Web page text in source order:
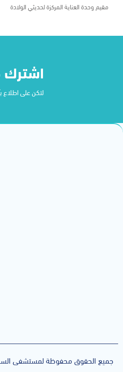
مقيم وحدة العناية المركزة لحديثي الولادة
اشترك
لتكن على اطلاع
جميع الحقوق محفوظة لمستشفى